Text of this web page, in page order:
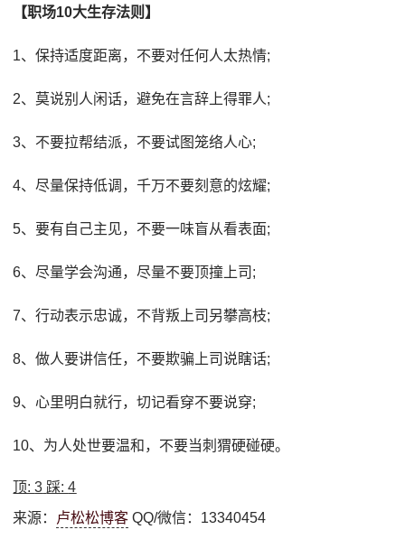
【职场10大生存法则】
1、保持适度距离，不要对任何人太热情;
2、莫说别人闲话，避免在言辞上得罪人;
3、不要拉帮结派，不要试图笼络人心;
4、尽量保持低调，千万不要刻意的炫耀;
5、要有自己主见，不要一味盲从看表面;
6、尽量学会沟通，尽量不要顶撞上司;
7、行动表示忠诚，不背叛上司另攀高枝;
8、做人要讲信任，不要欺骗上司说瞎话;
9、心里明白就行，切记看穿不要说穿;
10、为人处世要温和，不要当刺猬硬碰硬。
顶:3 踩:4
来源： 卢松松博客 QQ/微信：13340454